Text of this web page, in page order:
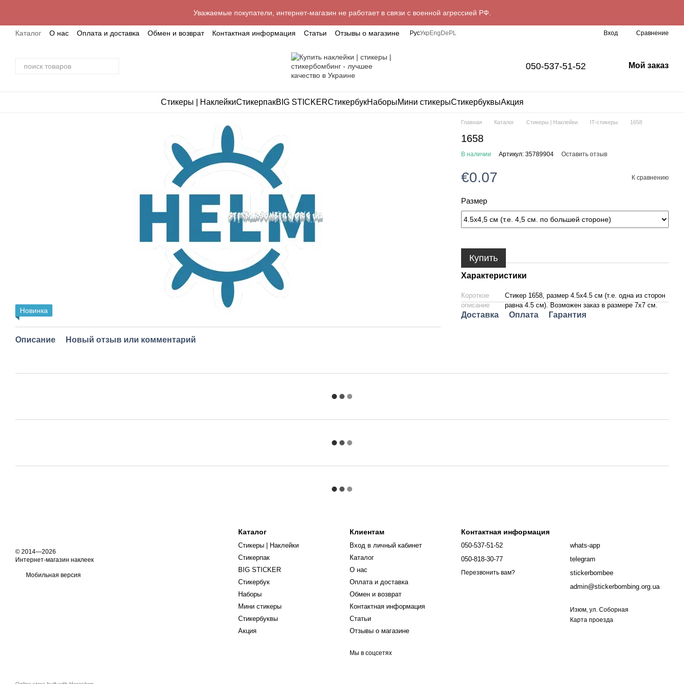
Уважаемые покупатели, интернет-магазин не работает в связи с военной агрессией РФ.
Каталог О нас Оплата и доставка Обмен и возврат Контактная информация Статьи Отзывы о магазине РусУкр Eng De PL Вход Сравнение
050-537-51-52 Мой заказ
Стикеры | НаклейкиСтикерпакBIG STICKERСтикербукНаборыМини стикерыСтикербуквыАкция
Новинка
Описание Новый отзыв или комментарий
Главная Каталог Стикеры | Наклейки IT-стикеры 1658
1658
В наличии Артикул: 35789904 Оставить отзыв
€0.07 К сравнению
Размер
Купить
Характеристики
Короткое
описание
Стикер 1658, размер 4.5х4.5 см (т.е. одна из сторон
равна 4.5 см). Возможен заказ в размере 7х7 см.
Доставка Оплата Гарантия
© 2014—2026
Интернет-магазин наклеек
Мобильная версия
Каталог
Стикеры | Наклейки
Стикерпак
BIG STICKER
Стикербук
Наборы
Мини стикеры
Стикербуквы
Акция
Клиентам
Вход в личный кабинет
Каталог
О нас
Оплата и доставка
Обмен и возврат
Контактная информация
Статьи
Отзывы о магазине
Мы в соцсетях
Контактная информация
050-537-51-52
050-818-30-77
Перезвонить вам?
whats-app
telegram
stickerbombee
admin@stickerbombing.org.ua
Изюм, ул. Соборная
Карта проезда